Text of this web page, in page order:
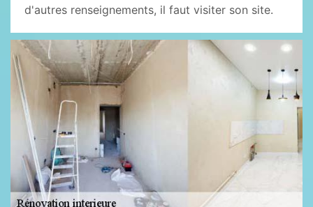
d'autres renseignements, il faut visiter son site.